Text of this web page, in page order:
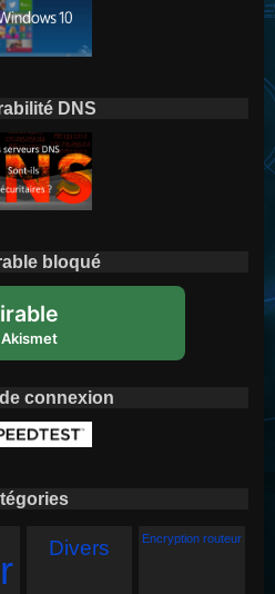
DNS
bloqué
Akismet
connexion
Divers Encryption routeur